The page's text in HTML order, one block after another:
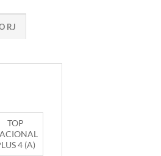
RJ
TOP
4 (A)